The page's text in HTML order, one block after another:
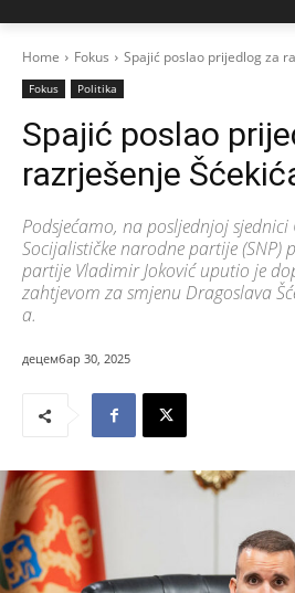
Home Fokus Spajić poslao prijedlog za
Fokus Politika
Spajić poslao
razrješenje
Podsjećamo, na posljednjoj
Socijalističke narodne partije (SNP)
partije Vladimir Joković uputio je
zahtjevom za smjenu Dragoslava
a.
децембар 30, 2025